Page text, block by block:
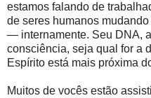
estamos falando de
de seres humanos
— internamente. Seu DNA,
consciência, seja qual for a
Espírito está mais próxima
Muitos de vocês estão